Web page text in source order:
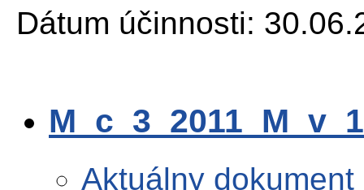
Dátum účinnosti:
Aktuálny dokument